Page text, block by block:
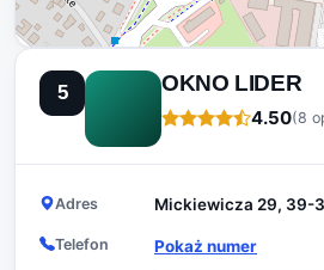
5 OKNO LIDER
4.50(8
Adres Mickiewicza 29, 39-
Telefon Pokaż numer